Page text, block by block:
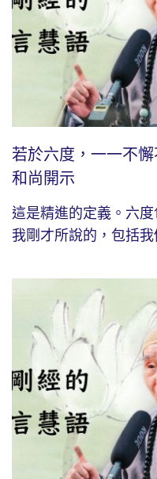
若於六度，一一不
和尚開示
這是精進的定義。六
我剛才所說的，包括